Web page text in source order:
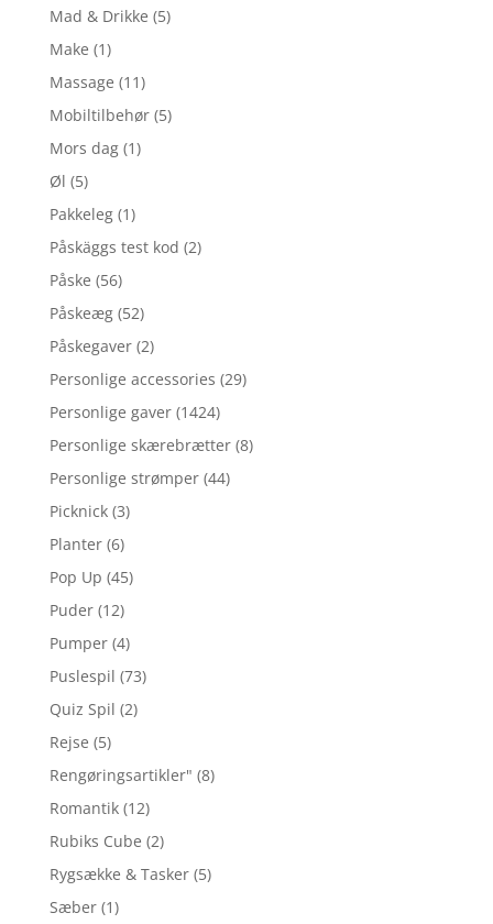
Mad & Drikke (5)
Make (1)
Massage (11)
Mobiltilbehør (5)
Mors dag (1)
Øl (5)
Pakkeleg (1)
Påskäggs test kod (2)
Påske (56)
Påskeæg (52)
Påskegaver (2)
Personlige accessories (29)
Personlige gaver (1424)
Personlige skærebrætter (8)
Personlige strømper (44)
Picknick (3)
Planter (6)
Pop Up (45)
Puder (12)
Pumper (4)
Puslespil (73)
Quiz Spil (2)
Rejse (5)
Rengøringsartikler" (8)
Romantik (12)
Rubiks Cube (2)
Rygsække & Tasker (5)
Sæber (1)